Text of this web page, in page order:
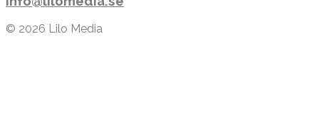
© 2026 Lilo Media